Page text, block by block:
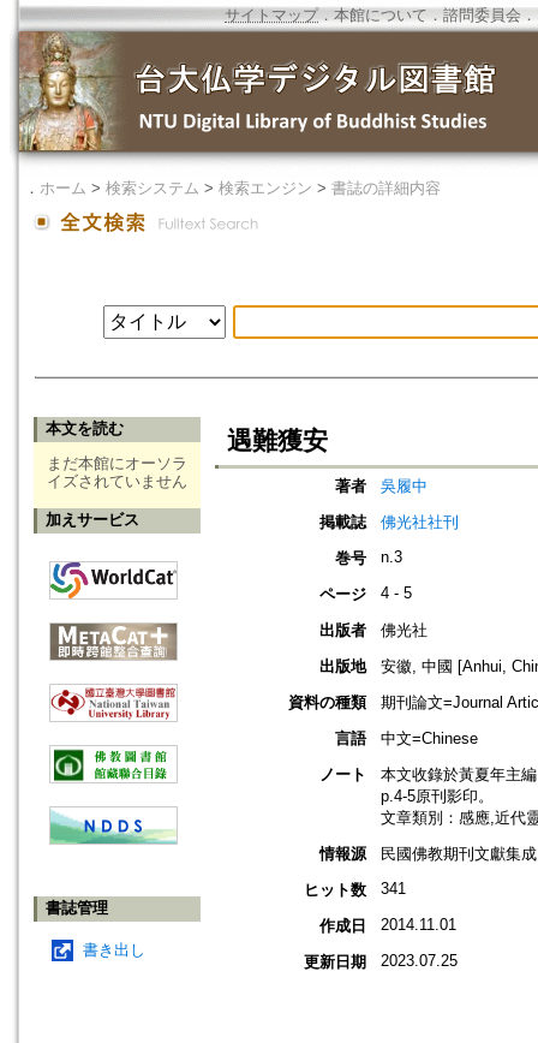
サイトマップ．本館について ． 諮問委員会 ．
． ホーム > 検索システム > 検索エンジン > 書誌の詳細内容
本文を読む
まだ本館にオーソラ
イズされていません
加えサービス
書誌管理
書き出し
遇難獲安
著者
吳履中
掲載誌
佛光社社刊
巻号
n.3
ページ 4 - 5
出版者
佛光社
出版地
安徽, 中國 [Anhui,
資料の種類
期刊論文=Journal
言語
中文=Chinese
ノート
本文收錄於黃夏年主
p.4-5原刊影印。
文章類別：感應,近代
情報源
民國佛教期刊文獻集
ヒット数
341
作成日 2014.11.01
更新日期 2023.07.25